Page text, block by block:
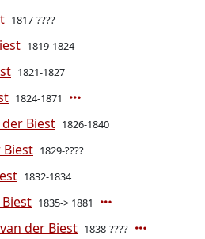
1817-????
1819-1824
1821-1827
1824-1871
Biest 1826-1840
Biest 1829-????
1832-1834
1835-> 1881
der Biest 1838-????